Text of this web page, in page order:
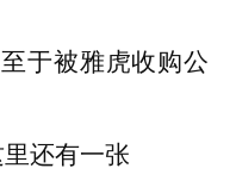
于被雅虎收购公
还有一张